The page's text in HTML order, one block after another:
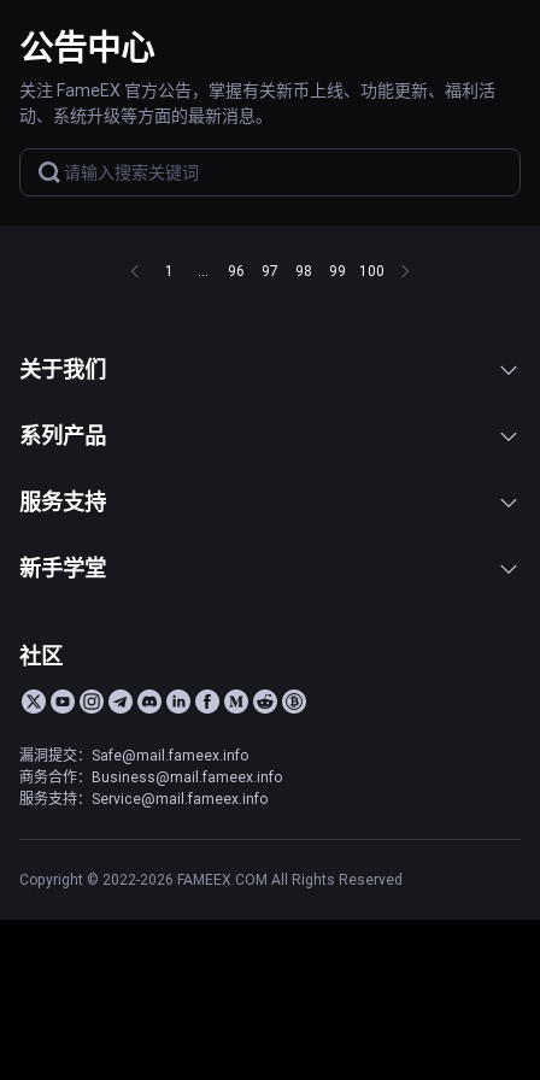
公告中心
关注 FameEX 官方公告，掌握有关新币上线、功能更新、福利活
动、系统升级等方面的最新消息。
1 ... 96 97 98 99 100
关于我们
系列产品
服务支持
新手学堂
社区
漏洞提交：Safe@mail.fameex.info
商务合作：Business@mail.fameex.info
服务支持：Service@mail.fameex.info
Copyright © 2022-2026 FAMEEX.COM All Rights Reserved